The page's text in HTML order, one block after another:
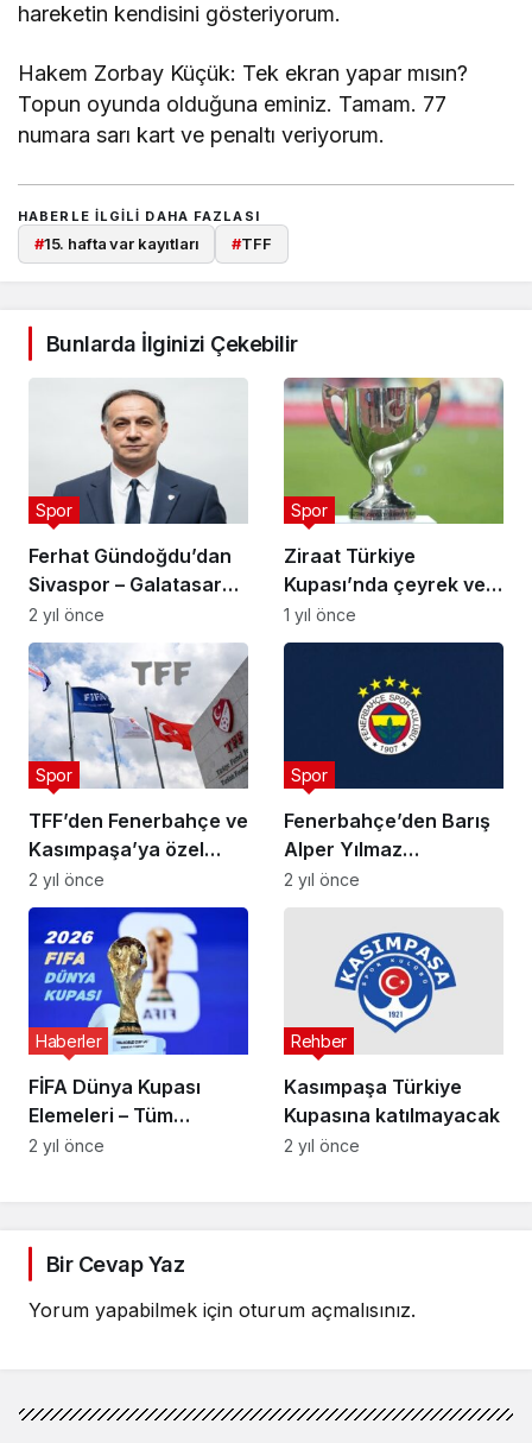
hareketin kendisini gösteriyorum.
Hakem Zorbay Küçük: Tek ekran yapar mısın?
Topun oyunda olduğuna eminiz. Tamam. 77
numara sarı kart ve penaltı veriyorum.
HABERLE ILGILI DAHA FAZLASI
#15. hafta var kayıtları #TFF
Bunlarda İlginizi Çekebilir
Ferhat Gündoğdu’dan
Sivaspor – Galatasaray
Maçı Hakemi
açıklamaları
Spor
2 yıl önce
Ziraat Türkiye
Kupası’nda çeyrek ve
yarı final eşleşmeler
belli oldu
Spor
1 yıl önce
TFF’den Fenerbahçe ve
Kasımpaşa’ya özel
davet
Spor
2 yıl önce
Fenerbahçe’den Barış
Alper Yılmaz
açıklaması
Spor
2 yıl önce
FİFA Dünya Kupası
Elemeleri – Tüm
Eşleşmeler
Haberler
2 yıl önce
Kasımpaşa Türkiye
Kupasına katılmayacak
Rehber
2 yıl önce
Bir Cevap Yaz
Yorum yapabilmek için oturum açmalısınız.